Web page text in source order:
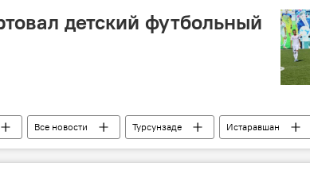
детский футбольный
Все новости Турсунзаде
Истаравшан
футбол
турнир